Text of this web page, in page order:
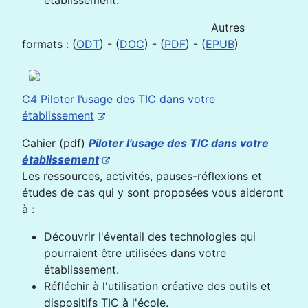
Autres
formats : (ODT) - (DOC) - (PDF) - (EPUB)
C4 Piloter l’usage des TIC dans votre
établissement
Cahier (pdf) Piloter l’usage des TIC dans votre
établissement
Les ressources, activités, pauses-réflexions et
études de cas qui y sont proposées vous aideront
à :
Découvrir l'éventail des technologies qui
pourraient être utilisées dans votre
établissement.
Réfléchir à l'utilisation créative des outils et
dispositifs TIC à l'école.